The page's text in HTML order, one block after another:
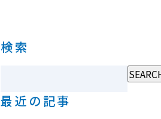
検索
最近の記事